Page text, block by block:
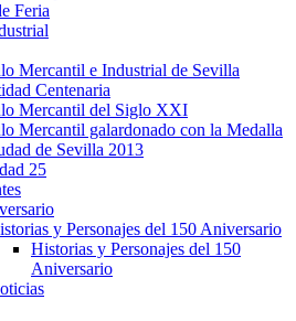
Feria
Mercantil e Industrial de Sevilla
Centenaria
Mercantil del Siglo XXI
Mercantil galardonado con la Medalla
de Sevilla 2013
25
y Personajes del 150 Aniversario
Historias y Personajes del 150
Aniversario